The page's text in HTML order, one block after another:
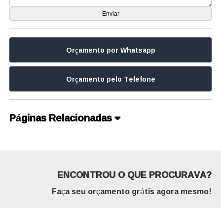
Orçamento por Whatsapp
Orçamento pelo Telefone
Páginas Relacionadas
ENCONTROU O QUE PROCURAVA?
Faça seu orçamento grátis agora mesmo!